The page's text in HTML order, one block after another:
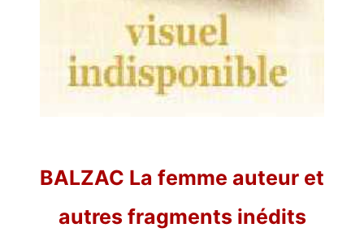
BALZAC La femme auteur et
autres fragments inédits